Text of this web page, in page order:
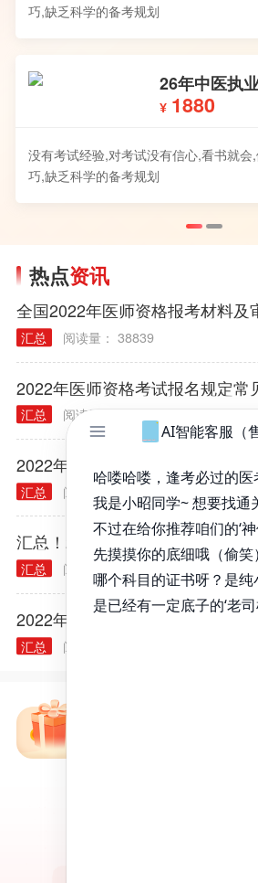
巧,缺乏科学的备考规划
26年中医执
¥ 1880
没有考试经验,对考试没有信心,看书就
巧,缺乏科学的备考规划
热点资讯
汇总 阅读量： 38839
2022年医师资格考试报名规定常
汇总 阅读量： 40314
2022年各类执业/助理医师实践技
汇总 阅读量： 40240
汇总！2022年全国医师资格考试
汇总 阅读量： 40370
2022年中医执业医师资格考试报
汇总 阅读量： 40299